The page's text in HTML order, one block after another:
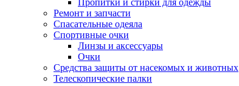
Пропитки и стирки для одежды
Ремонт и запчасти
Спасательные одеяла
Спортивные очки
Линзы и аксессуары
Очки
Средства защиты от насекомых и животных
Телескопические палки